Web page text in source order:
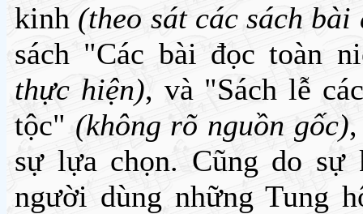
kinh (theo sát các sách
sách "Các bài đọc toàn
thực hiện), và "Sách lễ
tộc" (không rõ nguồn gốc)
sự lựa chọn. Cũng do sự
người dùng những Tung